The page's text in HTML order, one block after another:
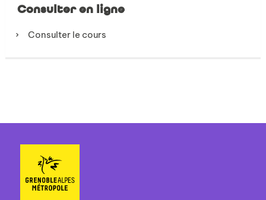
Consulter en ligne
Consulter le cours